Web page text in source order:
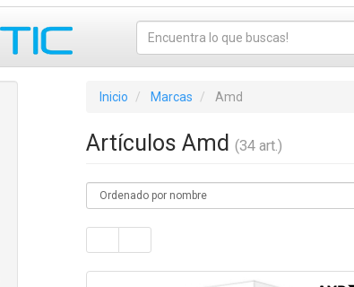
Inicio Marcas Amd
Artículos Amd (34 art.)